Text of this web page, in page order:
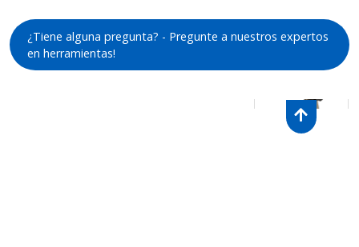
¿Tiene alguna pregunta? - Pregunte a nuestros expertos
en herramientas!